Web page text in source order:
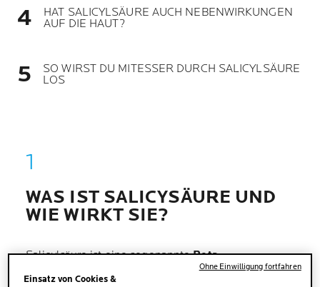
HAT SALICYLSÄURE AUCH NEBENWIRKUNGEN
AUF DIE HAUT?
SO WIRST DU MITESSER DURCH SALICYLSÄURE
LOS
WAS IST SALICYSÄURE UND
WIE WIRKT SIE?
Salicylsäure ist eine sogenannteBeta-
Hydroxysäure (BHA)
, die im Gegensatz zu
Einsatz von Cookies &
Ohne Einwilligung fortfahren